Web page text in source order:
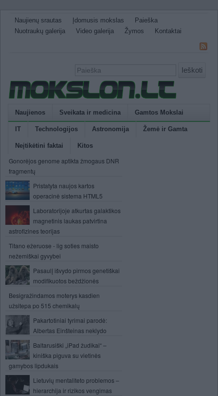
Naujienų srautas Įdomusis mokslas
Paieška
Nuotraukų galerija
Video galerija Žymos Kontaktai
Ieškoti
Naujienos Sveikata ir medicina Gamtos Mokslai
IT Technologijos Astronomija Žemė ir Gamta
Neįtikėtini faktai Kitos
Gonorėjos genome aptikta žmogaus DNR
fragmentų
Pristatyta naujos kartos
operacinė sistema HTML5
Laboratorijoje atkurtas galaktikos
magnetinis laukas patvirtina
astrofizines teorijas
Titano ežeruose - lig soties maisto
nežemiškai gyvybei
Pasaulį išvydo pirmos genetiškai
modifikuotos beždžionės
Besigražindamos moterys kasdien
užsitepa po 515 chemikalų
Pakartotiniai tyrimai parodė:
Albertas Einšteinas neklydo
Baltarusiški „iPad žudikai“ –
kiniška piguva su vietinės
gamybos lipdukais
Lietuvių mentaliteto problemos –
hierarchija ir rizikos vengimas